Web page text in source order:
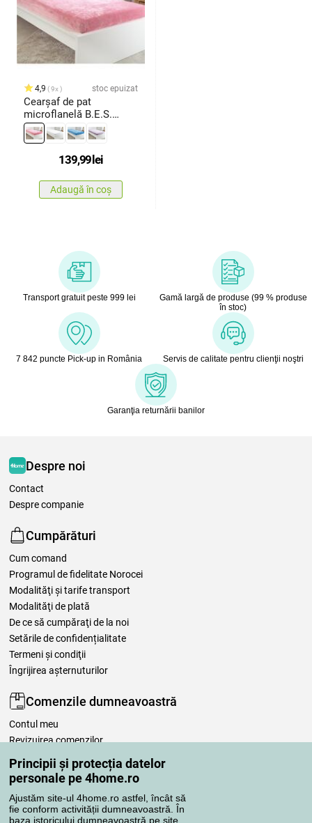
Principii și protecția datelor
personale pe 4home.ro
Ajustăm site-ul 4home.ro astfel, încât să
fie conform activității dumneavoastră. În
baza istoricului dumneavoastră pe site,
4,9 9x stoc epuizat
Cearșaf de pat
microflanelă B.E.S.
Petrovice roz deschis,
180 x 200 cm
139,99lei
Adaugă în coș
Transport gratuit peste 999 lei
Gamă largă de produse (99 % produse
în stoc)
7 842 puncte Pick-up in România Servis de calitate pentru clienţii noştri
Garanţia returnării banilor
Despre noi
Contact
Despre companie
Cumpărături
Cum comand
Programul de fidelitate Norocei
Modalităţi şi tarife transport
Modalităţi de plată
De ce să cumpăraţi de la noi
Setările de confidențialitate
Termeni şi condiţii
Îngrijirea așternuturilor
Comenzile dumneavoastră
Contul meu
Revizuirea comenzilor
Reclamaţii
Retragere de la contract
Regulile de procesare a recenziilor